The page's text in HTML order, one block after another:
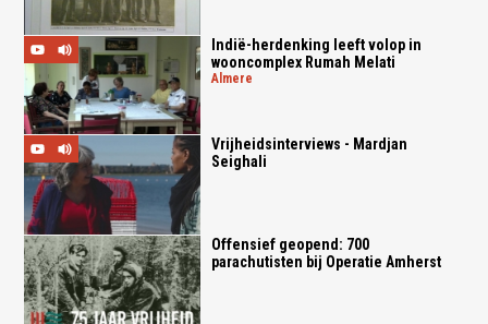
Indië-herdenking leeft volop in
wooncomplex Rumah Melati
almere
Vrijheidsinterviews - Mardjan
Seighali
Offensief geopend: 700
parachutisten bij Operatie Amherst